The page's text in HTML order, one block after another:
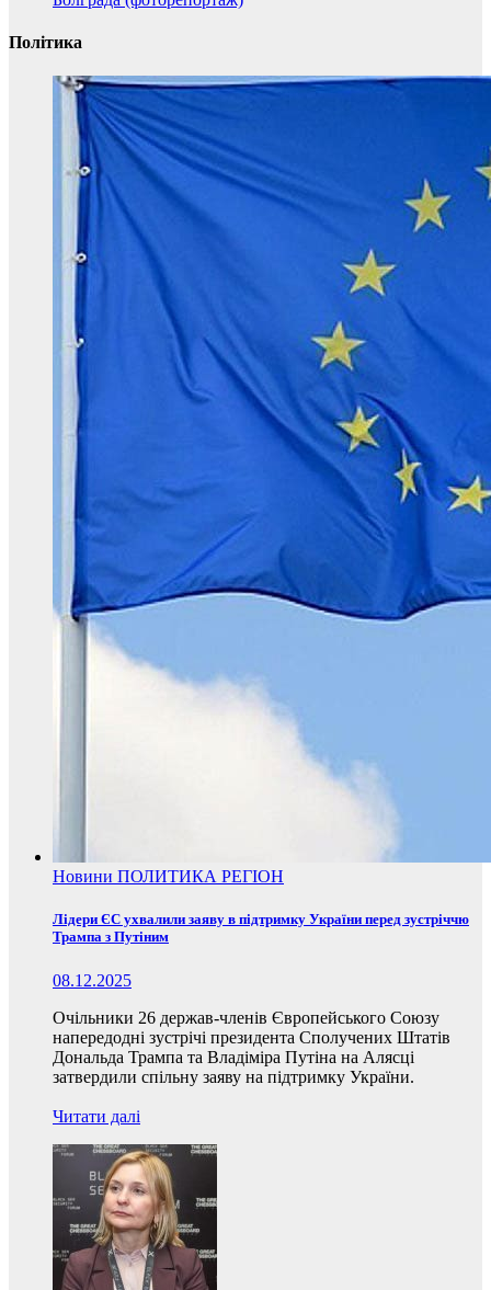
Політика
Новини ПОЛИТИКА РЕГІОН
Лідери ЄС ухвалили заяву в підтримку України перед зустріччю
Трампа з Путіним
08.12.2025
Очільники 26 держав-членів Європейського Союзу
напередодні зустрічі президента Сполучених Штатів
Дональда Трампа та Владіміра Путіна на Алясці
затвердили спільну заяву на підтримку України.
Читати далі